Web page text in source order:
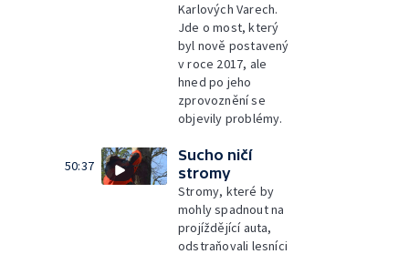
Karlových Varech.
Jde o most, který
byl nově postavený
v roce 2017, ale
hned po jeho
zprovoznění se
objevily problémy.
50:37
Sucho ničí
stromy
Stromy, které by
mohly spadnout na
projíždějící auta,
odstraňovali lesníci